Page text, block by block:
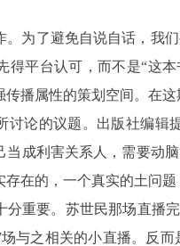
。为了避免自说自话，我
得平台认可，而不是“这
传播属性的策划空间。在
讨论的议题。出版社编辑
当成利害关系人，需要动
在的，一个真实的土问
分重要。苏世民那场直播
与之相关的小直播。反